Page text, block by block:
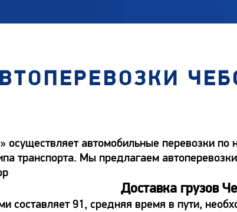
автомобильные перевозки
транспорта. Мы предлагаем
Доставка грузов
составляет 91, средняя время в пути,